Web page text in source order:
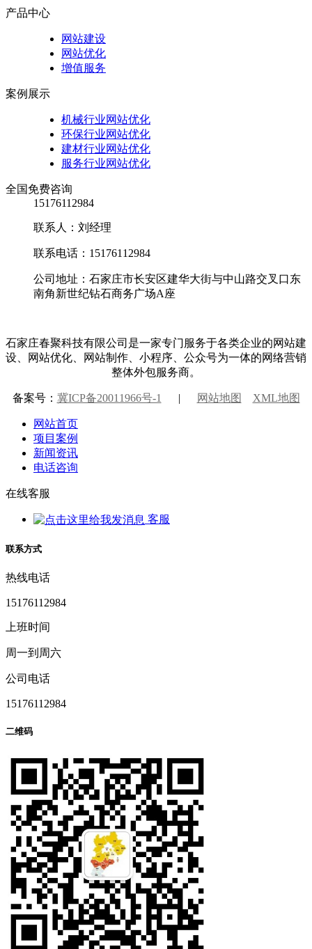
产品中心
网站建设
网站优化
增值服务
案例展示
机械行业网站优化
环保行业网站优化
建材行业网站优化
服务行业网站优化
全国免费咨询
15176112984
联系人：刘经理
联系电话：15176112984
公司地址：石家庄市长安区建华大街与中山路交叉口东
南角新世纪钻石商务广场A座
石家庄春聚科技有限公司是一家专门服务于各类企业的网站建
设、网站优化、网站制作、小程序、公众号为一体的网络营销
整体外包服务商。
备案号： 冀ICP备20011966号-1 | 网站地图 XML地图
网站首页
项目案例
新闻资讯
电话咨询
在线客服
客服
联系方式
热线电话
15176112984
上班时间
周一到周六
公司电话
15176112984
二维码